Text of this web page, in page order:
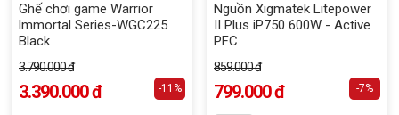
Ghế chơi game Warrior
lmmortal Series-WGC225
Black
3.790.000 đ
3.390.000 đ -11%
Nguồn Xigmatek Litepower
II Plus iP750 600W - Active
PFC
859.000 đ
799.000 đ -7%